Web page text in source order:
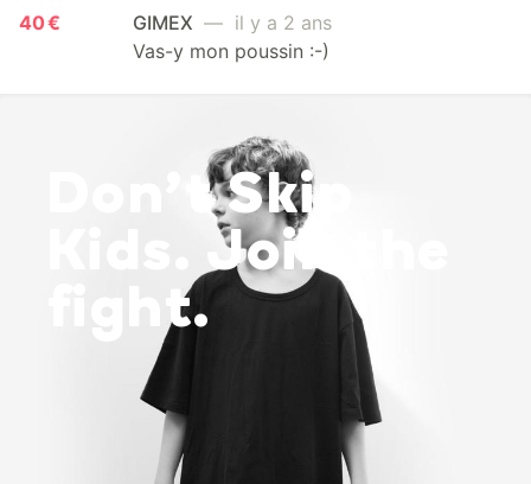
40 € GIMEX — il y a 2 ans
Vas-y mon poussin :-)
Don’t Skip
Kids. Join the
fight.